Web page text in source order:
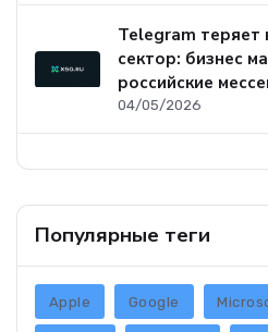
Telegram теряет
сектор: бизнес
российские
04/05/2026
Популярные теги
Apple Google